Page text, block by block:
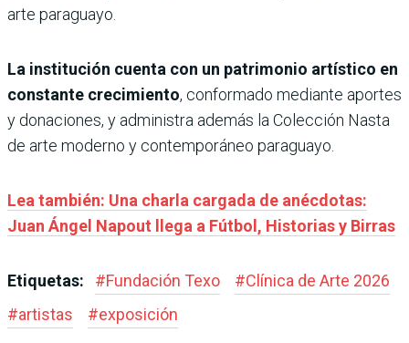
arte paraguayo.
La institución cuenta con un patrimonio artístico en
constante crecimiento, conformado mediante aportes
y donaciones, y administra además la Colección Nasta
de arte moderno y contemporáneo paraguayo.
Lea también: Una charla cargada de anécdotas:
Juan Ángel Napout llega a Fútbol, Historias y Birras
Etiquetas: #Fundación Texo #Clínica de Arte 2026
#artistas #exposición